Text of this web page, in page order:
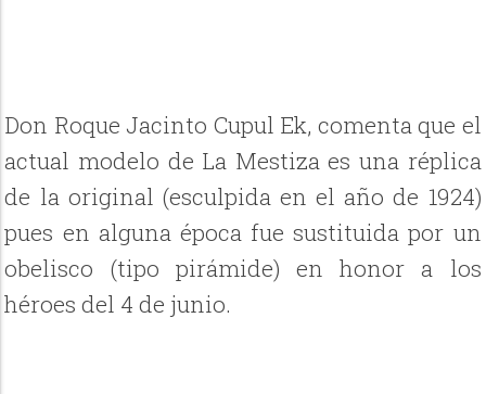
Don Roque Jacinto Cupul Ek, comenta que el
actual modelo de La Mestiza es una réplica
de la original (esculpida en el año de 1924)
pues en alguna época fue sustituida por un
obelisco (tipo pirámide) en honor a los
héroes del 4 de junio.